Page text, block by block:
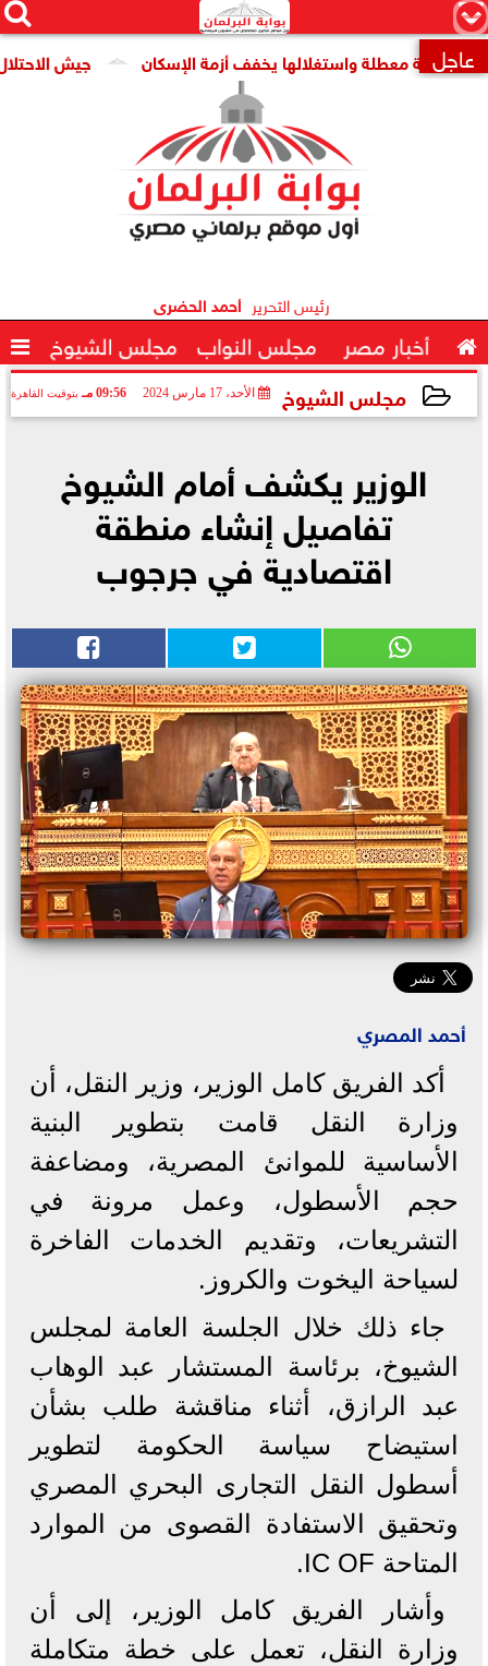
×


 عاجل جيش الاحتلال: مقتل جنديين معطلة واستغلالها يخفف أزمة الإسكان
رئيس التحرير أحمد الحضرى
 أخبار مصر مجلس النواب مجلس الشيوخ 
مجلس الشيوخ الأحد، 17 مارس 2024 09:56 مـ بتوقيت القاهرة
الوزير يكشف أمام الشيوخ
تفاصيل إنشاء منطقة
اقتصادية في جرجوب
أحمد المصري
أكد الفريق كامل الوزير، وزير النقل، أن
وزارة النقل قامت بتطوير البنية
الأساسية للموانئ المصرية، ومضاعفة
حجم الأسطول، وعمل مرونة في
التشريعات، وتقديم الخدمات الفاخرة
لسياحة اليخوت والكروز.
جاء ذلك خلال الجلسة العامة لمجلس
الشيوخ، برئاسة المستشار عبد الوهاب
عبد الرازق، أثناء مناقشة طلب بشأن
استيضاح سياسة الحكومة لتطوير
أسطول النقل التجارى البحري المصري
وتحقيق الاستفادة القصوى من الموارد
المتاحة IC OF.
وأشار الفريق كامل الوزير، إلى أن
وزارة النقل، تعمل على خطة متكاملة